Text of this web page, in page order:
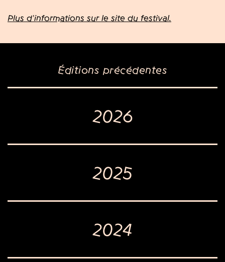
Plus d'informations sur le site du festival.
Éditions précédentes
2026
2025
2024